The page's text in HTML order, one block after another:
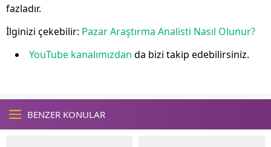
fazladır.
İlginizi çekebilir: Pazar Araştırma Analisti Nasıl Olunur?
YouTube kanalımızdan da bizi takip edebilirsiniz.
BENZER KONULAR